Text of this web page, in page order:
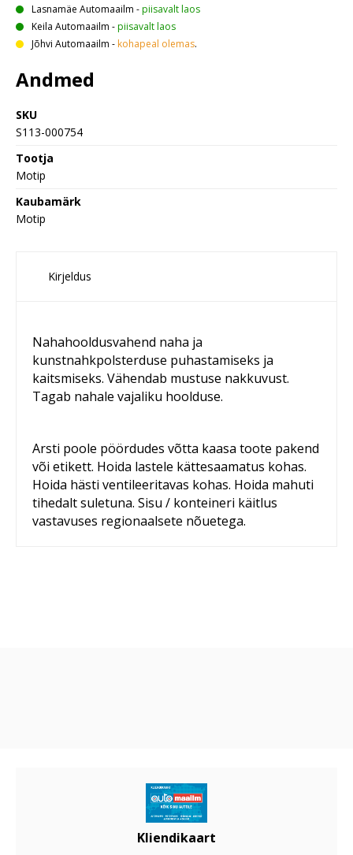
Lasnamäe Automaailm -piisavalt laos
Keila Automaailm -piisavalt laos
Jõhvi Automaailm - kohapeal olemas.
Andmed
SKU
S113-000754
Tootja
Motip
Kaubamärk
Motip
Kirjeldus
Nahahooldusvahend naha ja
kunstnahkpolsterduse puhastamiseks ja
kaitsmiseks. Vähendab mustuse nakkuvust.
Tagab nahale vajaliku hoolduse.
Arsti poole pöördudes võtta kaasa toote pakend
või etikett. Hoida lastele kättesaamatus kohas.
Hoida hästi ventileeritavas kohas. Hoida mahuti
tihedalt suletuna. Sisu / konteineri käitlus
vastavuses regionaalsete nõuetega.
Kliendikaart